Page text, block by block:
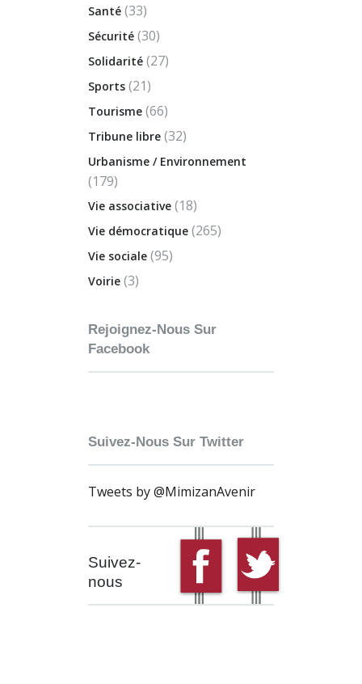
Santé (33)
Sécurité (30)
Solidarité (27)
Sports (21)
Tourisme (66)
Tribune libre (32)
Urbanisme / Environnement
(179)
Vie associative (18)
Vie démocratique (265)
Vie sociale (95)
Voirie (3)
Rejoignez-Nous Sur
Facebook
Suivez-Nous Sur Twitter
Tweets by @MimizanAvenir
Suivez-
nous